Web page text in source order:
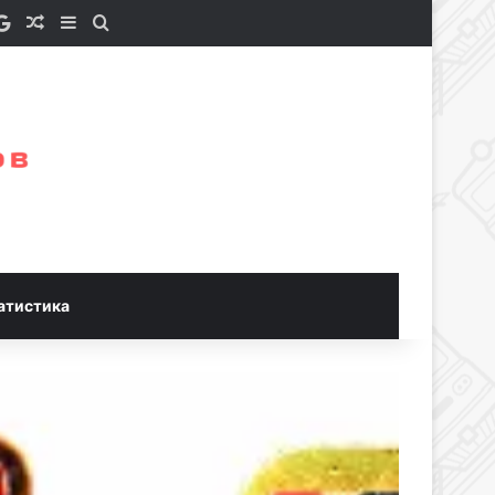
a Coffee
Google News
Случайная статья
Sidebar